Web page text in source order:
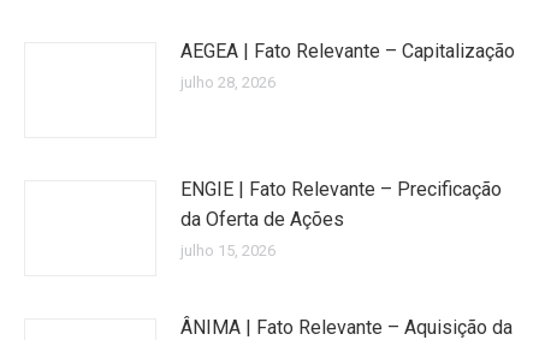
AEGEA | Fato Relevante – Capitalização
julho 28, 2026
ENGIE | Fato Relevante – Precificação
da Oferta de Ações
julho 15, 2026
ÂNIMA | Fato Relevante – Aquisição da